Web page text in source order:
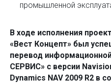
промышленной
В ходе исполнения
«Вест Концепт» был
перевод
СЕРВИС» с версии
Dynamics NAV 2009 R2 в